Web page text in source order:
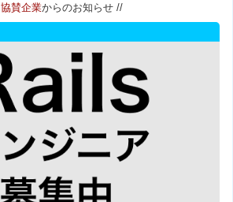
協賛企業からのお知らせ //